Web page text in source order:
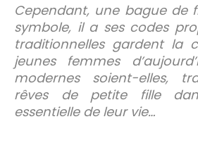
Cependant, une bague de
symbole, il a ses codes
traditionnelles gardent la
jeunes femmes
modernes soient-elles,
rêves de petite fille
essentielle de leur vie…